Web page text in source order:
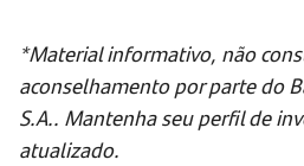
*Material informativo, não
aconselhamento por parte do
S.A.. Mantenha seu perfil de
atualizado.